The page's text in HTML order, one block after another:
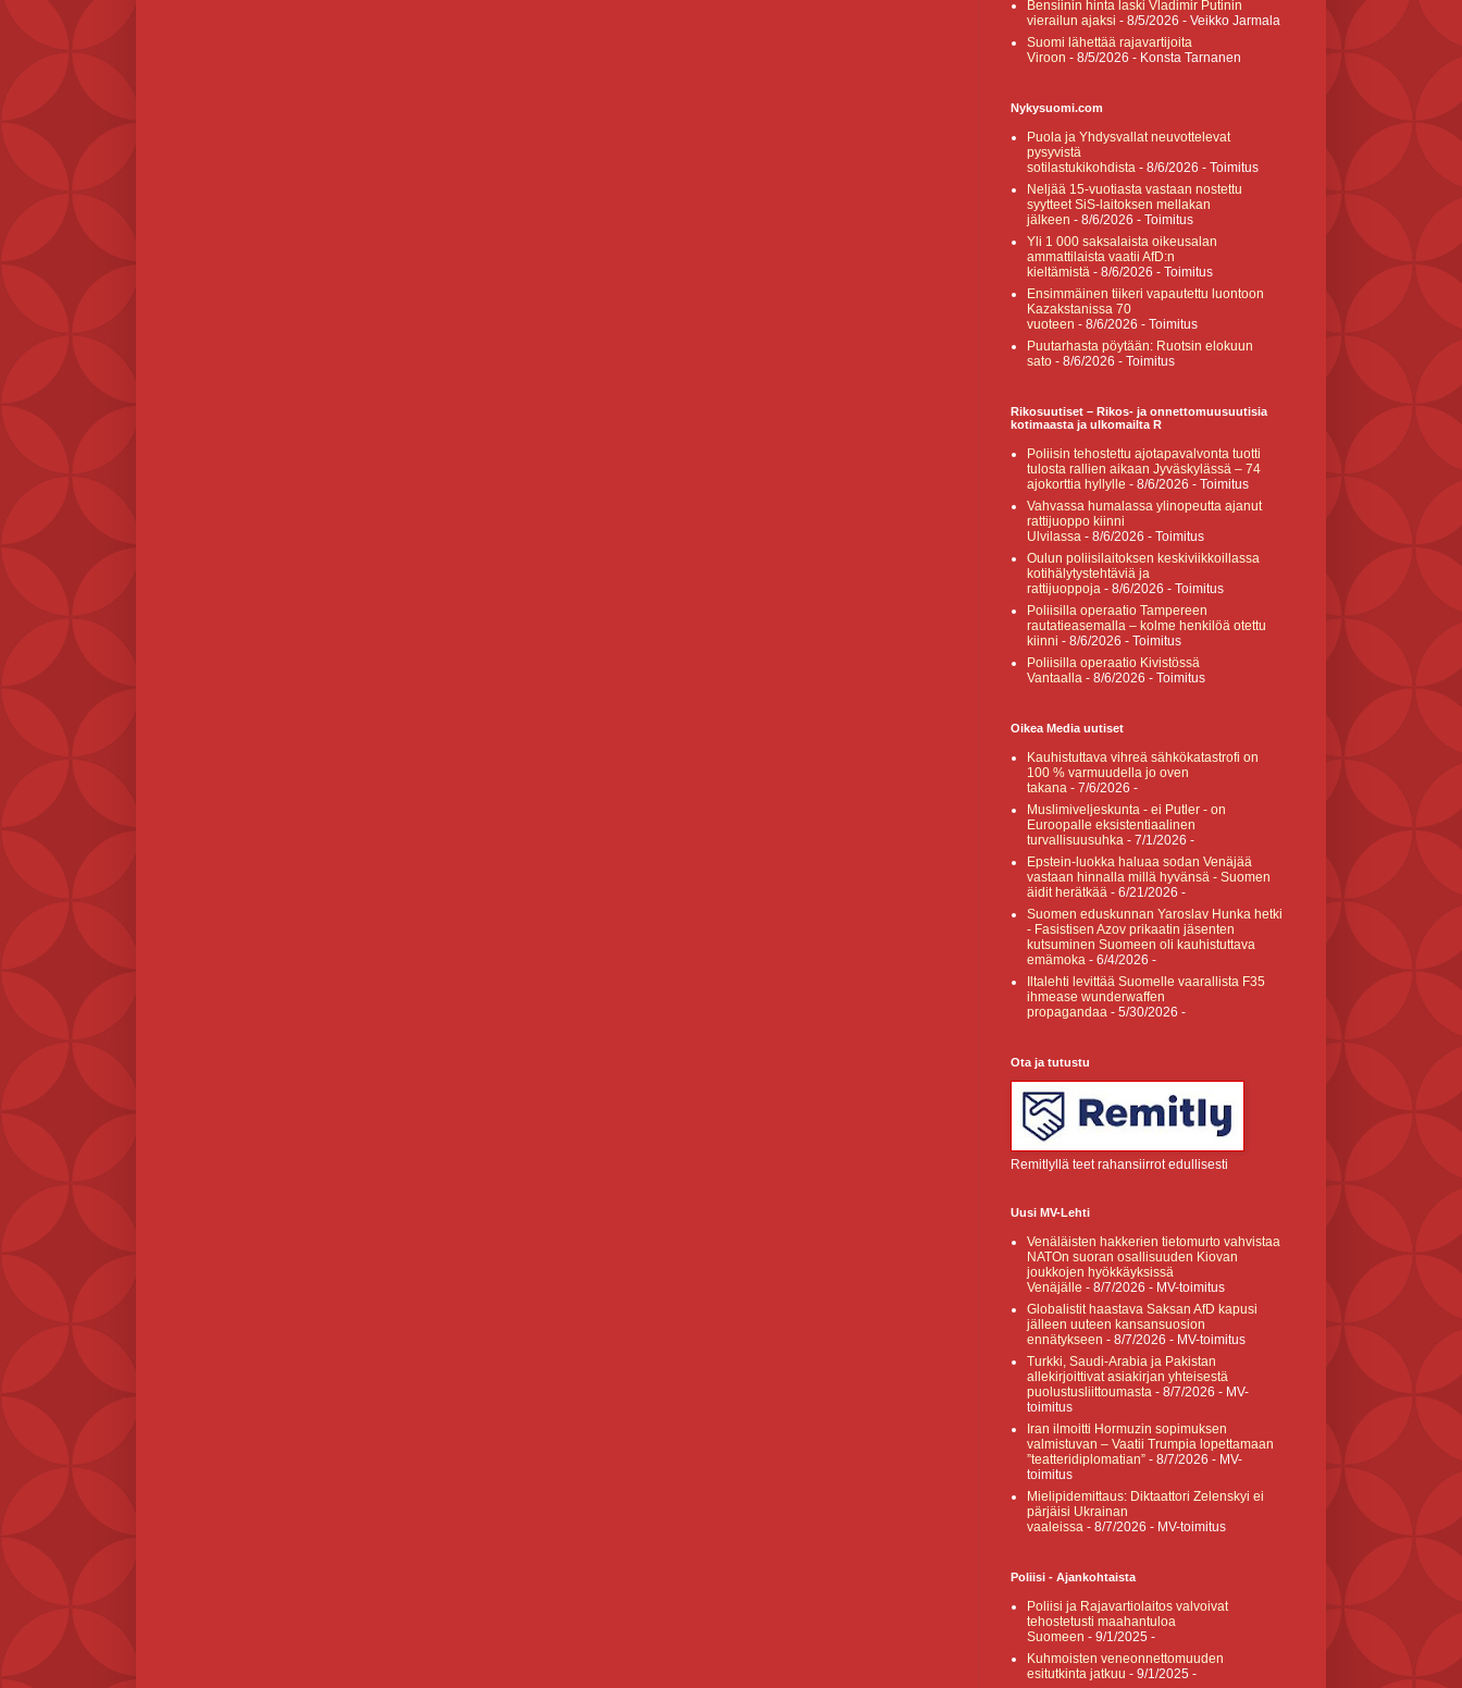
Bensiinin hinta laski Vladimir Putinin
vierailun ajaksi - 8/5/2026 - Veikko Jarmala
Suomi lähettää rajavartijoita
Viroon - 8/5/2026 - Konsta Tarnanen
Nykysuomi.com
Puola ja Yhdysvallat neuvottelevat
pysyvistä
sotilastukikohdista - 8/6/2026 - Toimitus
Neljää 15-vuotiasta vastaan nostettu
syytteet SiS-laitoksen mellakan
jälkeen - 8/6/2026 - Toimitus
Yli 1 000 saksalaista oikeusalan
ammattilaista vaatii AfD:n
kieltämistä - 8/6/2026 - Toimitus
Ensimmäinen tiikeri vapautettu luontoon
Kazakstanissa 70
vuoteen - 8/6/2026 - Toimitus
Puutarhasta pöytään: Ruotsin elokuun
sato - 8/6/2026 - Toimitus
Rikosuutiset – Rikos- ja onnettomuusuutisia
kotimaasta ja ulkomailta R
Poliisin tehostettu ajotapavalvonta tuotti
tulosta rallien aikaan Jyväskylässä – 74
ajokorttia hyllylle - 8/6/2026 - Toimitus
Vahvassa humalassa ylinopeutta ajanut
rattijuoppo kiinni
Ulvilassa - 8/6/2026 - Toimitus
Oulun poliisilaitoksen keskiviikkoillassa
kotihälytystehtäviä ja
rattijuoppoja - 8/6/2026 - Toimitus
Poliisilla operaatio Tampereen
rautatieasemalla – kolme henkilöä otettu
kiinni - 8/6/2026 - Toimitus
Poliisilla operaatio Kivistössä
Vantaalla - 8/6/2026 - Toimitus
Oikea Media uutiset
Kauhistuttava vihreä sähkökatastrofi on
100 % varmuudella jo oven
takana - 7/6/2026 -
Muslimiveljeskunta - ei Putler - on
Euroopalle eksistentiaalinen
turvallisuusuhka - 7/1/2026 -
Epstein-luokka haluaa sodan Venäjää
vastaan hinnalla millä hyvänsä - Suomen
äidit herätkää - 6/21/2026 -
Suomen eduskunnan Yaroslav Hunka hetki
- Fasistisen Azov prikaatin jäsenten
kutsuminen Suomeen oli kauhistuttava
emämoka - 6/4/2026 -
Iltalehti levittää Suomelle vaarallista F35
ihmease wunderwaffen
propagandaa - 5/30/2026 -
Ota ja tutustu
Remitlyllä teet rahansiirrot edullisesti
Uusi MV-Lehti
Venäläisten hakkerien tietomurto vahvistaa
NATOn suoran osallisuuden Kiovan
joukkojen hyökkäyksissä
Venäjälle - 8/7/2026 - MV-toimitus
Globalistit haastava Saksan AfD kapusi
jälleen uuteen kansansuosion
ennätykseen - 8/7/2026 - MV-toimitus
Turkki, Saudi-Arabia ja Pakistan
allekirjoittivat asiakirjan yhteisestä
puolustusliittoumasta - 8/7/2026 - MV-
toimitus
Iran ilmoitti Hormuzin sopimuksen
valmistuvan – Vaatii Trumpia lopettamaan
”teatteridiplomatian” - 8/7/2026 - MV-
toimitus
Mielipidemittaus: Diktaattori Zelenskyi ei
pärjäisi Ukrainan
vaaleissa - 8/7/2026 - MV-toimitus
Poliisi - Ajankohtaista
Poliisi ja Rajavartiolaitos valvoivat
tehostetusti maahantuloa
Suomeen - 9/1/2025 -
Kuhmoisten veneonnettomuuden
esitutkinta jatkuu - 9/1/2025 -